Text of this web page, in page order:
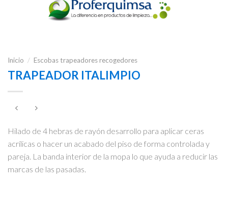
Inicio / Escobas trapeadores recogedores
TRAPEADOR ITALIMPIO
Hilado de 4 hebras de rayón desarrollo para aplicar ceras
acrílicas o hacer un acabado del piso de forma controlada y
pareja. La banda interior de la mopa lo que ayuda a reducir las
marcas de las pasadas.